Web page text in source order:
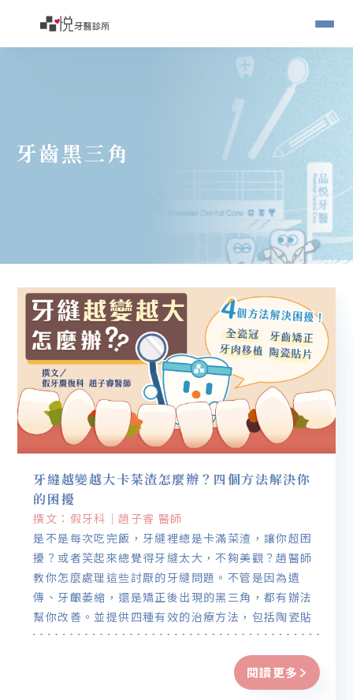
牙齒黑三角
牙縫越變越大卡菜渣怎麼辦？四個方法解決你
的困擾
撰文：假牙科｜趙子睿 醫師
是不是每次吃完飯，牙縫裡總是卡滿菜渣，讓你超困
擾？或者笑起來總覺得牙縫太大，不夠美觀？趙醫師
教你怎麼處理這些討厭的牙縫問題。不管是因為遺
傳、牙齦萎縮，還是矯正後出現的黑三角，都有辦法
幫你改善。並提供四種有效的治療方法，包括陶瓷貼
片、全瓷冠、隱形矯正、牙肉移植，總有適合你的解
閱讀更多